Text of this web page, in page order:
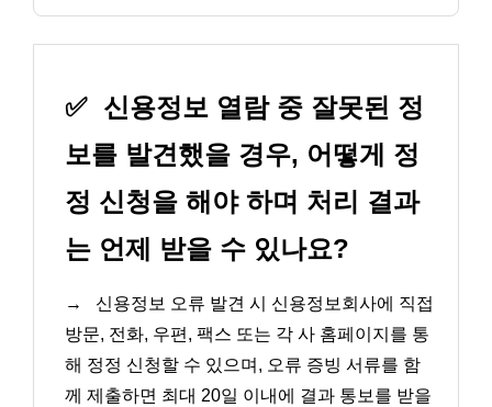
✅ 신용정보 열람 중 잘못된 정
보를 발견했을 경우, 어떻게 정
정 신청을 해야 하며 처리 결과
는 언제 받을 수 있나요?
→
신용정보 오류 발견 시 신용정보회사에 직접
방문, 전화, 우편, 팩스 또는 각 사 홈페이지를 통
해 정정 신청할 수 있으며, 오류 증빙 서류를 함
께 제출하면 최대 20일 이내에 결과 통보를 받을